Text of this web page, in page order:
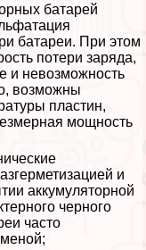
батарей
батареи. При этом
потери заряда,
и невозможность
возможны
пластин,
мощность
и
аккумуляторной
черного
часто